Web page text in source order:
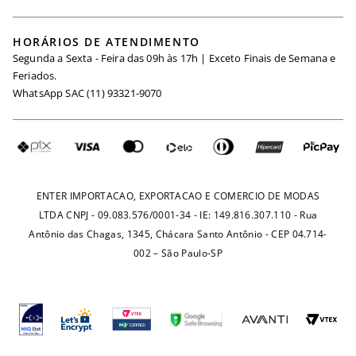
Igualdade Salarial
Requisição de Dados
Minha Conta
Trocas
Fretes e Tarifas
Maternidade
Seja um Afiliado
HORÁRIOS DE ATENDIMENTO
Segunda a Sexta - Feira das 09h às 17h | Exceto Finais de Semana e
Feriados.
WhatsApp SAC (11) 93321-9070
ENTER IMPORTACAO, EXPORTACAO E COMERCIO DE MODAS
LTDA CNPJ - 09.083.576/0001-34 - IE: 149.816.307.110 - Rua
Antônio das Chagas, 1345, Chácara Santo Antônio - CEP 04.714-
002 – São Paulo-SP